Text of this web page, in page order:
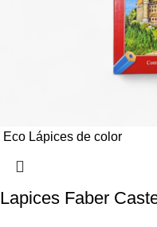
Eco Lápices de color
Lapices Faber